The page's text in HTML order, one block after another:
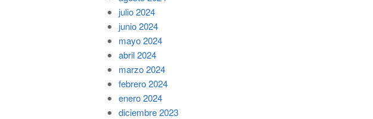
julio 2024
junio 2024
mayo 2024
abril 2024
marzo 2024
febrero 2024
enero 2024
diciembre 2023